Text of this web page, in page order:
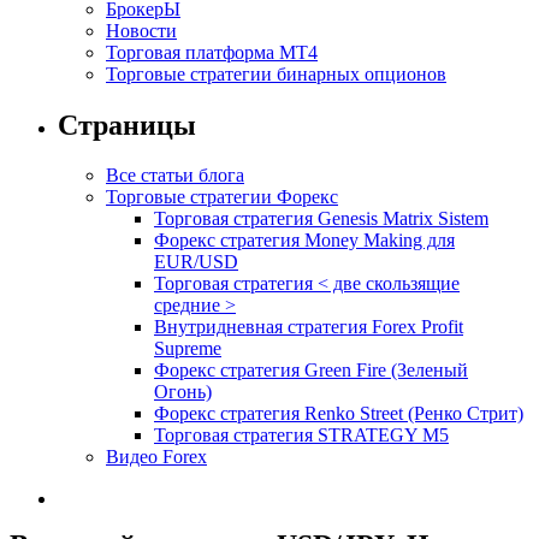
БрокерЫ
Новости
Торговая платформа МТ4
Торговые стратегии бинарных опционов
Страницы
Все статьи блога
Торговые стратегии Форекс
Торговая стратегия Genesis Matrix Sistem
Форекс стратегия Money Making для
EUR/USD
Торговая стратегия < две скользящие
средние >
Внутридневная стратегия Forex Profit
Supreme
Форекс стратегия Green Fire (Зеленый
Огонь)
Форекс стратегия Renko Street (Ренко Стрит)
Торговая стратегия STRATEGY M5
Видео Forex